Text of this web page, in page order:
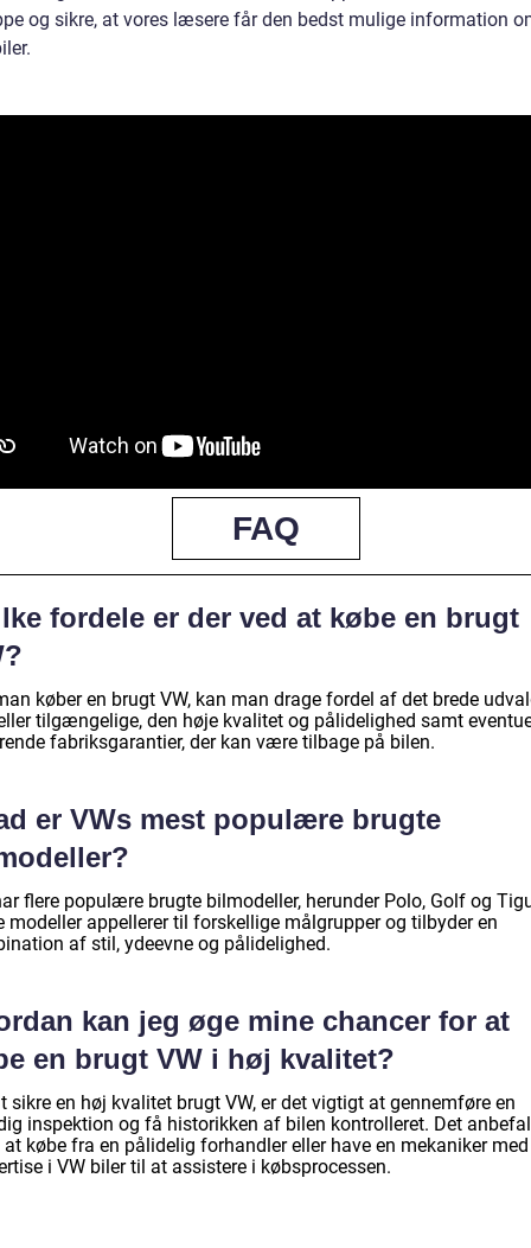
og sikre, at vores læsere får den bedst mulige information
FAQ
fordele er der ved at købe en brugt
køber en brugt VW, kan man drage fordel af det brede
tilgængelige, den høje kvalitet og pålidelighed samt
fabriksgarantier, der kan være tilbage på bilen.
er VWs mest populære brugte
flere populære brugte bilmodeller, herunder Polo, Golf og
modeller appellerer til forskellige målgrupper og tilbyder en
af stil, ydeevne og pålidelighed.
kan jeg øge mine chancer for at
en brugt VW i høj kvalitet?
sikre en høj kvalitet brugt VW, er det vigtigt at gennemføre en
inspektion og få historikken af bilen kontrolleret. Det
købe fra en pålidelig forhandler eller have en mekaniker med
i VW biler til at assistere i købsprocessen.